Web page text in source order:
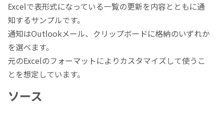
Excelで表形式になっている一覧の更新を内容とともに通
知するサンプルです。
通知はOutlookメール、クリップボードに格納のいずれか
を選べます。
元のExcelのフォーマットによりカスタマイズして使うこ
とを想定しています。
ソース